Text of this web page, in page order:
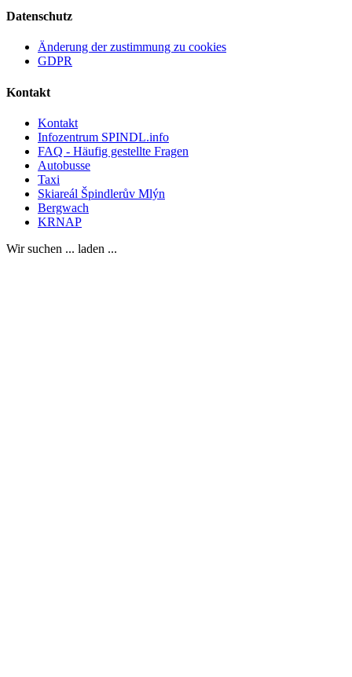
Datenschutz
Änderung der zustimmung zu cookies
GDPR
Kontakt
Kontakt
Infozentrum SPINDL.info
FAQ - Häufig gestellte Fragen
Autobusse
Taxi
Skiareál Špindlerův Mlýn
Bergwach
KRNAP
Wir suchen ... laden ...